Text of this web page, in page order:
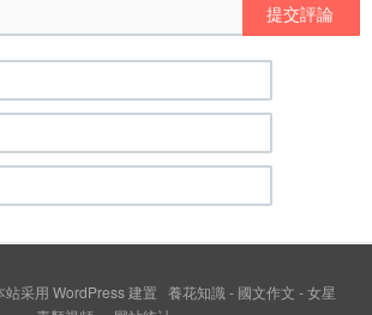
提交評論
站采用 WordPress建置 養花知識 - 國文作文 -女星